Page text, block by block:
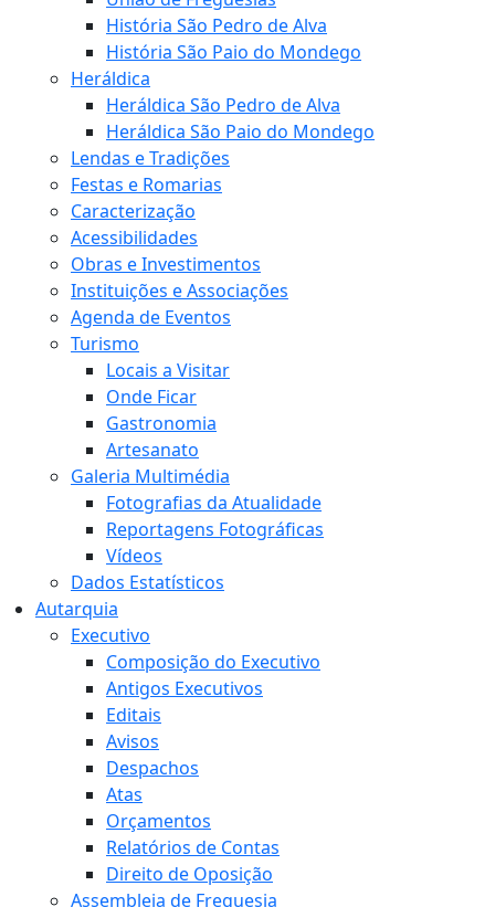
História São Pedro de Alva
História São Paio do Mondego
Heráldica
Heráldica São Pedro de Alva
Heráldica São Paio do Mondego
Lendas e Tradições
Festas e Romarias
Caracterização
Acessibilidades
Obras e Investimentos
Instituições e Associações
Agenda de Eventos
Turismo
Locais a Visitar
Onde Ficar
Gastronomia
Artesanato
Galeria Multimédia
Fotografias da Atualidade
Reportagens Fotográficas
Vídeos
Dados Estatísticos
Autarquia
Executivo
Composição do Executivo
Antigos Executivos
Editais
Avisos
Despachos
Atas
Orçamentos
Relatórios de Contas
Direito de Oposição
Assembleia de Freguesia